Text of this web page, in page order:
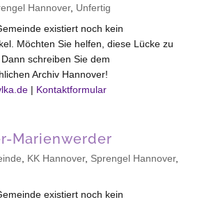
Hannover, Unfertig
existiert noch kein
Möchten Sie helfen, diese Lücke zu
schreiben Sie dem
Archiv Hannover!
| Kontaktformular
Marienwerder
, KK Hannover, Sprengel Hannover,
existiert noch kein